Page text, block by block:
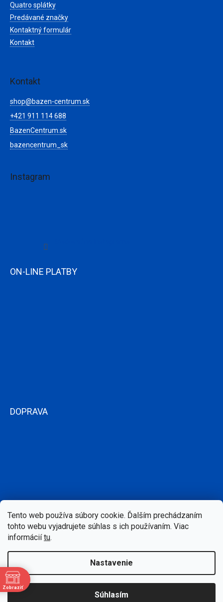
Tento web používa súbory cookie. Ďalším prechádzaním
tohto webu vyjadrujete súhlas s ich používaním. Viac
informáciítu.
Nastavenie
Súhlasím
Quatro splátky
Predávané značky
Kontaktný formulár
Kontakt
Kontakt
shop@bazen-centrum.sk
+421 911 114 688
BazenCentrum.sk
bazencentrum_sk
Instagram
ON-LINE PLATBY
DOPRAVA
Copyright 2026
Upraviť nastavenie cookies
Zobraziť